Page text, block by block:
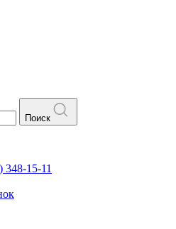
Поиск
348-15-11